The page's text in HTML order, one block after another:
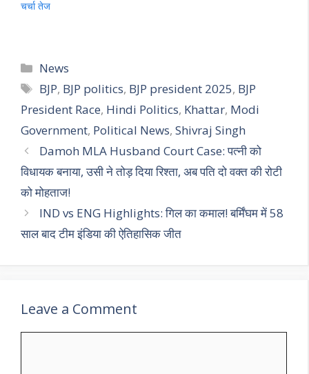
चर्चा तेज
Categories
News
Tags
BJP, BJP politics, BJP president 2025, BJP
President Race, Hindi Politics, Khattar, Modi
Government, Political News, Shivraj Singh
Damoh MLA Husband Court Case: पत्नी को
विधायक बनाया, उसी ने तोड़ दिया रिश्ता, अब पति दो वक्त की रोटी
को मोहताज!
IND vs ENG Highlights: गिल का कमाल! बर्मिंघम में 58
साल बाद टीम इंडिया की ऐतिहासिक जीत
Leave a Comment